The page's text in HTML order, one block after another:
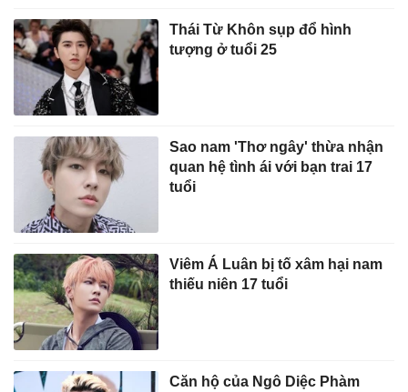
Thái Từ Khôn sụp đổ hình
tượng ở tuổi 25
Sao nam 'Thơ ngây' thừa nhận
quan hệ tình ái với bạn trai 17
tuổi
Viêm Á Luân bị tố xâm hại nam
thiếu niên 17 tuổi
Căn hộ của Ngô Diệc Phàm